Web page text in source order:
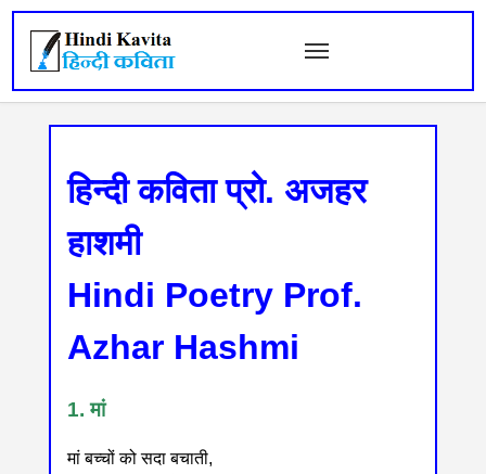
हिन्दी कविता प्रो. अजहर
हाशमी
Hindi Poetry Prof.
Azhar Hashmi
1. मां
मां बच्चों को सदा बचाती,